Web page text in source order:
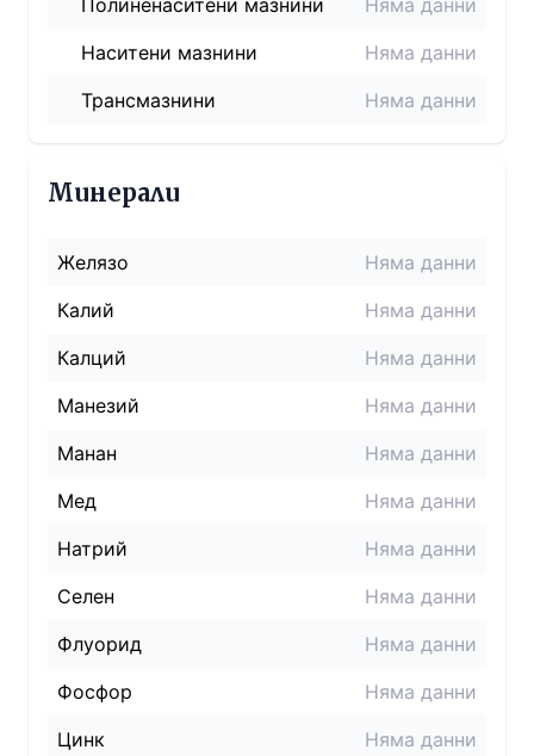
Полиненаситени мазнини
Няма данни
Наситени мазнини
Няма данни
Трансмазнини
Няма данни
Минерали
Желязо
Няма данни
Калий
Няма данни
Калций
Няма данни
Манезий
Няма данни
Манан
Няма данни
Мед
Няма данни
Натрий
Няма данни
Селен
Няма данни
Флуорид
Няма данни
Фосфор
Няма данни
Цинк
Няма данни